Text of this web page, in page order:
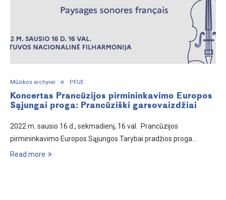
Mūzikos archyvai PFUE
Koncertas Prancūzijos pirmininkavimo Europos
Sąjungai proga: Prancūziški garsovaizdžiai
2022 m. sausio 16 d., sekmadienį, 16 val. Prancūzijos
pirmininkavimo Europos Sąjungos Tarybai pradžios proga…
Read more